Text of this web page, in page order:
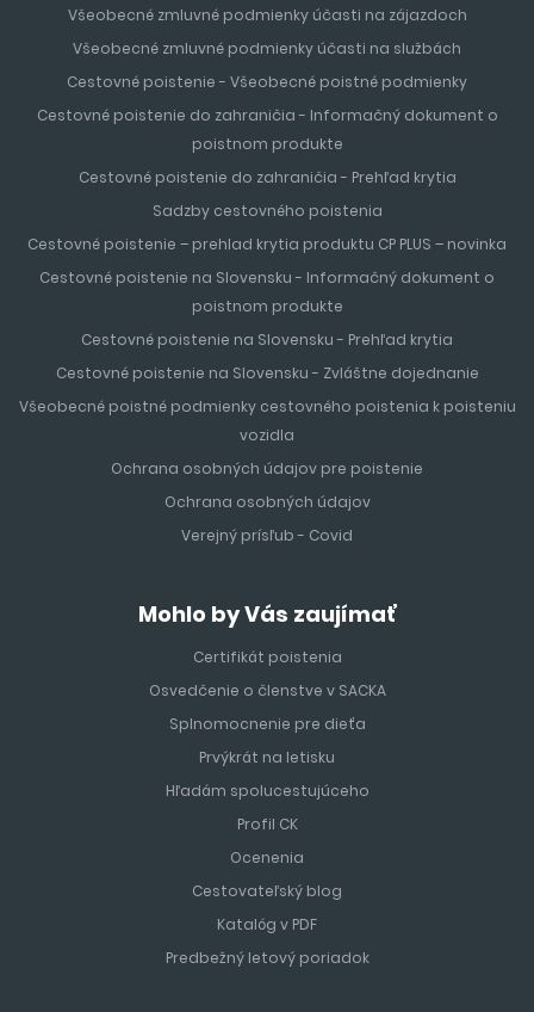
Všeobecné zmluvné podmienky účasti na zájazdoch
Všeobecné zmluvné podmienky účasti na službách
Cestovné poistenie - Všeobecné poistné podmienky
Cestovné poistenie do zahraničia - Informačný dokument o
poistnom produkte
Cestovné poistenie do zahraničia - Prehľad krytia
Sadzby cestovného poistenia
Cestovné poistenie – prehlad krytia produktu CP PLUS – novinka
Cestovné poistenie na Slovensku - Informačný dokument o
poistnom produkte
Cestovné poistenie na Slovensku - Prehľad krytia
Cestovné poistenie na Slovensku - Zvláštne dojednanie
Všeobecné poistné podmienky cestovného poistenia k poisteniu
vozidla
Ochrana osobných údajov pre poistenie
Ochrana osobných údajov
Verejný prísľub - Covid
Mohlo by Vás zaujímať
Certifikát poistenia
Osvedčenie o členstve v SACKA
Splnomocnenie pre dieťa
Prvýkrát na letisku
Hľadám spolucestujúceho
Profil CK
Ocenenia
Cestovateľský blog
Katalóg v PDF
Predbežný letový poriadok